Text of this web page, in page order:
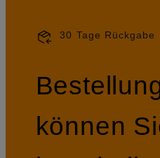
30 Tage Rückgabe
können